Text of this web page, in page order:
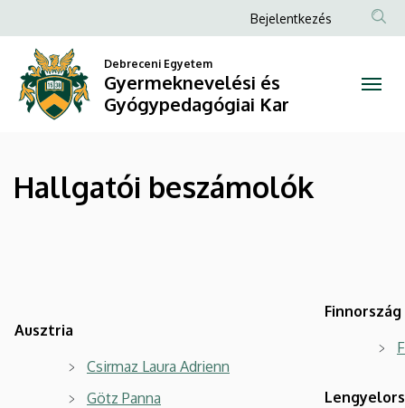
beszámolók
Gyermeknevelési
Gyógypedagógiai
a
tartalomra
Anonim
fiók
menüje
Bejelentkezés
Debreceni Egyetem
Gyermeknevelési és
Gyógypedagógiai Kar
Hallgatói beszámolók
Ausztria
Csirmaz Laura Adrienn
Götz Panna
Finnország